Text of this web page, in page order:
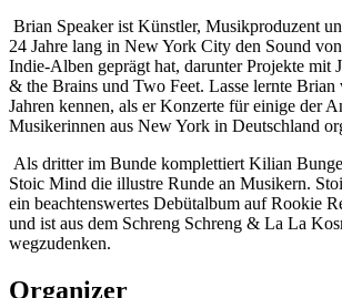
Brian Speaker ist Künstler, Musikproduzent
24 Jahre lang in New York City den Sound
Indie-Alben geprägt hat, darunter Projekte mit
& the Brains und Two Feet. Lasse lernte Brian
Jahren kennen, als er Konzerte für einige der
Musikerinnen aus New York in Deutschland
Als dritter im Bunde komplettiert Kilian
Stoic Mind die illustre Runde an Musikern.
ein beachtenswertes Debütalbum auf Rookie
und ist aus dem Schreng Schreng & La La
wegzudenken.
Organizer